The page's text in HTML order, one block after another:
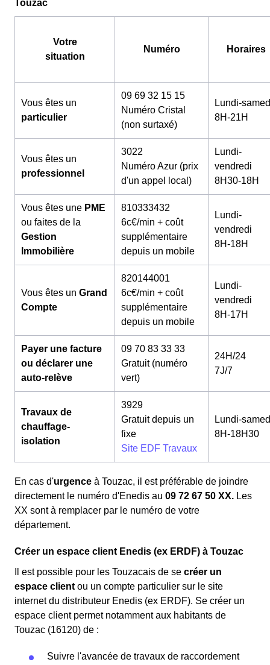
Touzac
Votre
situation
Numéro Horaires
Vous êtes un
particulier
09 69 32 15 15
Numéro Cristal
(non surtaxé)
Lundi-
8H-21H
Vous êtes un
professionnel
3022
Numéro Azur (prix
d'un appel local)
Lundi-
vendredi
8H30-18H
Vous êtes une PME
ou faites de la
Gestion
Immobilière
810333432
6c€/min + coût
supplémentaire
depuis un mobile
Lundi-
vendredi
8H-18H
Vous êtes un Grand
Compte
820144001
6c€/min + coût
supplémentaire
depuis un mobile
Lundi-
vendredi
8H-17H
Payer une facture
ou déclarer une
auto-relève
09 70 83 33 33
Gratuit (numéro
vert)
24H/24
7J/7
Travaux de
chauffage-
isolation
3929
Gratuit depuis un
fixe
Site EDF Travaux
Lundi-
8H-18H30
En cas d'urgence à Touzac, il est préférable de joindre
directement le numéro d'Enedis au 09 72 67 50 XX. Les
XX sont à remplacer par le numéro de votre
département.
Créer un espace client Enedis (ex ERDF) à Touzac
Il est possible pour les Touzacais de se créer un
espace client ou un compte particulier sur le site
internet du distributeur Enedis (ex ERDF). Se créer un
espace client permet notamment aux habitants de
Touzac (16120) de :
Suivre l'avancée de travaux de raccordement